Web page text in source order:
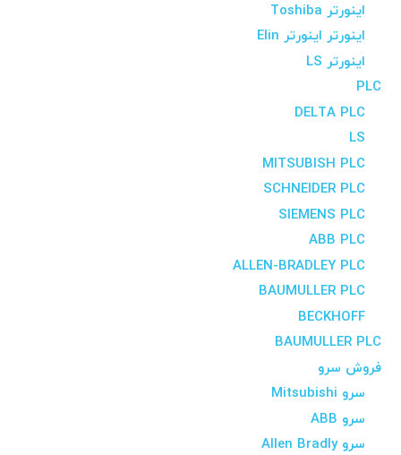
اینورتر Toshiba
اینورتر اینورتر Elin
اینورتر LS
PLC
DELTA PLC
LS
MITSUBISH PLC
SCHNEIDER PLC
SIEMENS PLC
ABB PLC
ALLEN-BRADLEY PLC
BAUMULLER PLC
BECKHOFF
BAUMULLER PLC
فروش سرو
سرو Mitsubishi
سرو ABB
سرو Allen Bradly